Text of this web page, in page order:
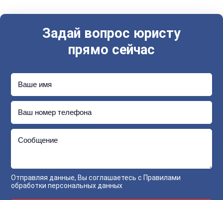
Задай вопрос юристу
прямо сейчас
Ваше имя
Ваш номер телефона
Сообщение
Отправляя данные, Вы соглашаетесь с Правилами
обработки персональных данных